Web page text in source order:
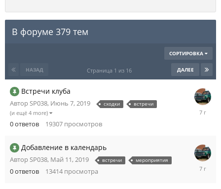
В форуме 379 тем
СОРТИРОВКА
НАЗАД ДАЛЕЕ
Страница 1 из 16
Встречи клуба
АвторSP038, Июнь 7, 2019 сходки встречи
(и ещё 4 more)
0ответов 19307 просмотров
Июнь
Добавление в календарь
АвторSP038, Май 11, 2019 встречи мероприятия
0ответов 13414 просмотра
Май